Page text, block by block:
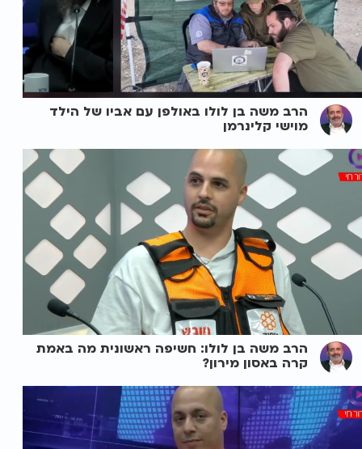
הרב משה בן לולו באולפן עם אביו של הילד
מוישי קלינרמן
הרב משה בן לולו: חשיפה ראשונית מה באמת
קרה באסון מירון?